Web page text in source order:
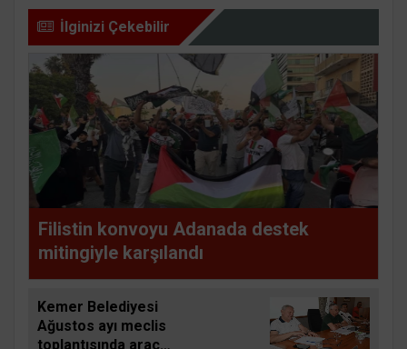
İlginizi Çekebilir
Filistin konvoyu Adanada destek
mitingiyle karşılandı
Kemer Belediyesi
Ağustos ayı meclis
toplantısında araç